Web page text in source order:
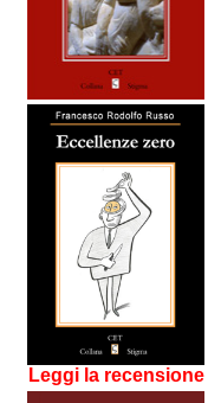
Leggi la recensione